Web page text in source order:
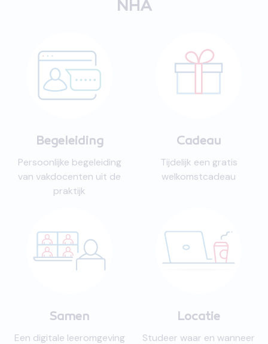
huiswerkopgaven die je
inleveren vanaf
hoofdstuk 9. Hoewel dit
terzijnertijd zal worden
opgelost, is dit wel
NHA
Begeleiding
Persoonlijke begeleiding
van vakdocenten uit de
praktijk
Cadeau
Tijdelijk een gratis
welkomstcadeau
Samen
Een digitale leeromgeving
Locatie
Studeer waar en wanneer